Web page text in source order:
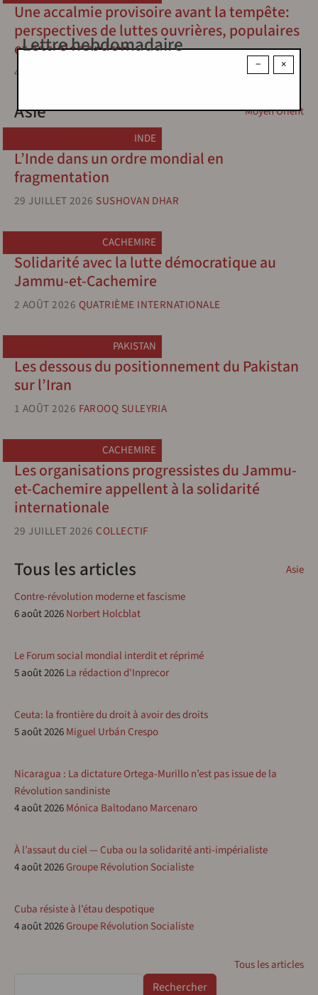
Une accalmie provisoire avant la tempête:
perspectives de luttes ouvrières, populaires
et sociales en Iran
4 JUILLET 2026
Moyen Orient
Asie
INDE
L’Inde dans un ordre mondial en
fragmentation
29 JUILLET 2026 SUSHOVAN DHAR
CACHEMIRE
Solidarité avec la lutte démocratique au
Jammu-et-Cachemire
2 AOÛT 2026 QUATRIÈME INTERNATIONALE
PAKISTAN
Les dessous du positionnement du Pakistan
sur l’Iran
1 AOÛT 2026 FAROOQ SULEYRIA
CACHEMIRE
Les organisations progressistes du Jammu-
et-Cachemire appellent à la solidarité
internationale
29 JUILLET 2026 COLLECTIF
Asie
Tous les articles
Contre-révolution moderne et fascisme
6 août 2026Norbert Holcblat
Le Forum social mondial interdit et réprimé
5 août 2026La rédaction d'Inprecor
Ceuta: la frontière du droit à avoir des droits
5 août 2026Miguel Urbán Crespo
Nicaragua : La dictature Ortega-Murillo n’est pas issue de la
Révolution sandiniste
4 août 2026Mónica Baltodano Marcenaro
À l’assaut du ciel — Cuba ou la solidarité anti-impérialiste
4 août 2026Groupe Révolution Socialiste
Cuba résiste à l’étau despotique
4 août 2026Groupe Révolution Socialiste
Tous les articles
×
−
Lettre hebdomadaire